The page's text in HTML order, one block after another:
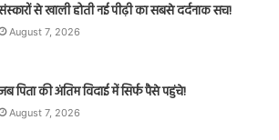
से खाली होती नई पीढ़ी का सबसे दर्दनाक सच!
August 7, 2026
पिता की अंतिम विदाई में सिर्फ पैसे पहुंचे!
August 7, 2026